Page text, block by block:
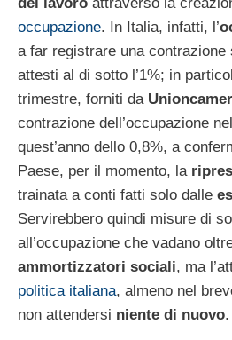
occupazione. In Italia, infatti, l’
a far registrare una contrazione
attesti al di sotto l’1%; in
trimestre, forniti da
contrazione dell’occupazione
quest’anno dello 0,8%, a
Paese, per il momento, la
trainata a conti fatti solo dalle
Servirebbero quindi misure di
all’occupazione che vadano
ammortizzatori sociali, ma
politica italiana, almeno nel
non attendersi niente di nuovo.